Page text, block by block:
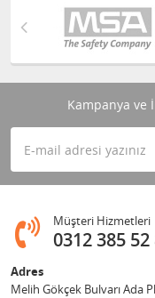
Kampanya
Müşteri Hizmetleri
0312 385 52
Adres
Melih Gökçek Bulvarı Ada